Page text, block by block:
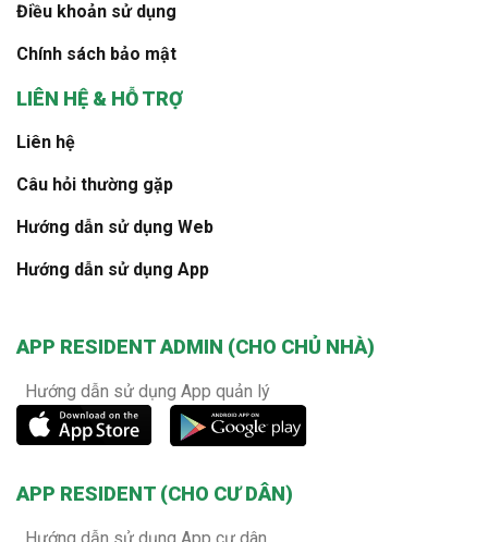
Điều khoản sử dụng
Chính sách bảo mật
LIÊN HỆ & HỖ TRỢ
Liên hệ
Câu hỏi thường gặp
Hướng dẫn sử dụng Web
Hướng dẫn sử dụng App
APP RESIDENT ADMIN (CHO CHỦ NHÀ)
Hướng dẫn sử dụng App quản lý
APP RESIDENT (CHO CƯ DÂN)
Hướng dẫn sử dụng App cư dân